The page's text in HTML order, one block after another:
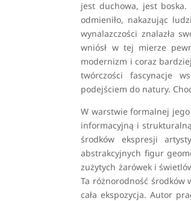
jest duchowa, jest
odmieniło, nakazując
wynalazczości znalazła
wniósł w tej mierze
modernizm i coraz
twórczości fascynacje
podejściem do natury.
W warstwie formalnej jego
informacyjną i
środków ekspresji
abstrakcyjnych figur
zużytych żarówek i
Ta różnorodność środków
cała ekspozycja. Autor